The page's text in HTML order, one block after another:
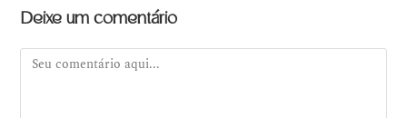
Deixe um comentário